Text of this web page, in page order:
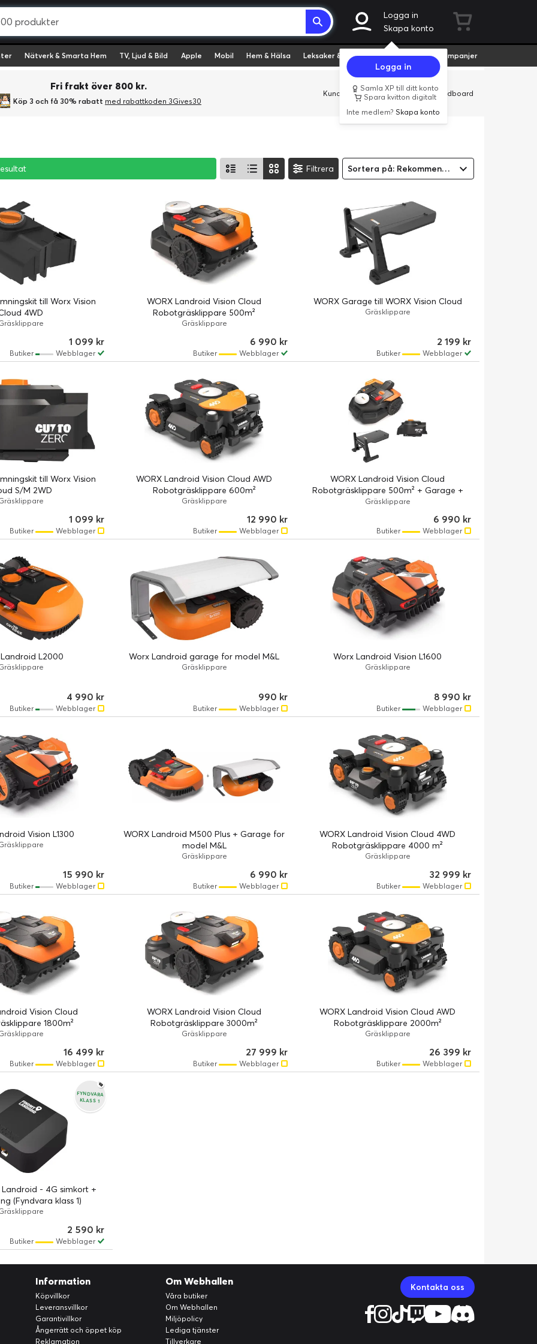
Logga in
Skapa konto
Logga in
Samla XP till ditt konto
Spara kvitton digitalt
Inte medlem?Skapa konto
Nätverk & Smarta Hem TV, Ljud & Bild Apple Mobil Hem & Hälsa Leksaker & Hobby Fyndvaror Kampanjer
Fri frakt över 800 kr.
Köp 3 och få 30% rabatt med rabattkoden 3Gives30
Kundservice Butiker Företag Cardboard
Filtrera Sortera på: Rekommenderad
till Worx Vision
4WD
1 099 kr
Webblager
Butiker
WORX Landroid Vision Cloud
Robotgräsklippare 500m²
Gräsklippare
6 990 kr
Webblager
Butiker
WORX Garage till WORX Vision Cloud
Gräsklippare
2 199 kr
Webblager
Butiker
till Worx Vision
S/M 2WD
1 099 kr
Webblager
Butiker
WORX Landroid Vision Cloud AWD
Robotgräsklippare 600m²
Gräsklippare
12 990 kr
Webblager
Butiker
WORX Landroid Vision Cloud
Robotgräsklippare 500m² + Garage +
Kanttrimningskit
Gräsklippare
6 990 kr
Webblager
Butiker
L2000
4 990 kr
Webblager
Butiker
Worx Landroid garage for model M&L
Gräsklippare
990 kr
Webblager
Butiker
Worx Landroid Vision L1600
Gräsklippare
8 990 kr
Webblager
Butiker
Vision L1300
15 990 kr
Webblager
Butiker
WORX Landroid M500 Plus + Garage for
model M&L
Gräsklippare
6 990 kr
Webblager
Butiker
WORX Landroid Vision Cloud 4WD
Robotgräsklippare 4000 m²
Gräsklippare
32 999 kr
Webblager
Butiker
Vision Cloud
1800m²
16 499 kr
Webblager
Butiker
WORX Landroid Vision Cloud
Robotgräsklippare 3000m²
Gräsklippare
27 999 kr
Webblager
Butiker
WORX Landroid Vision Cloud AWD
Robotgräsklippare 2000m²
Gräsklippare
26 399 kr
Webblager
Butiker
FYNDVARA
KLASS 1
- 4G simkort +
(Fyndvara klass 1)
2 590 kr
Webblager
Butiker
Information
Köpvillkor
Leveransvillkor
Garantivillkor
Ångerrätt och öppet köp
Reklamation
Om Webhallen
Våra butiker
Om Webhallen
Miljöpolicy
Lediga tjänster
Tillverkare
Kontakta oss